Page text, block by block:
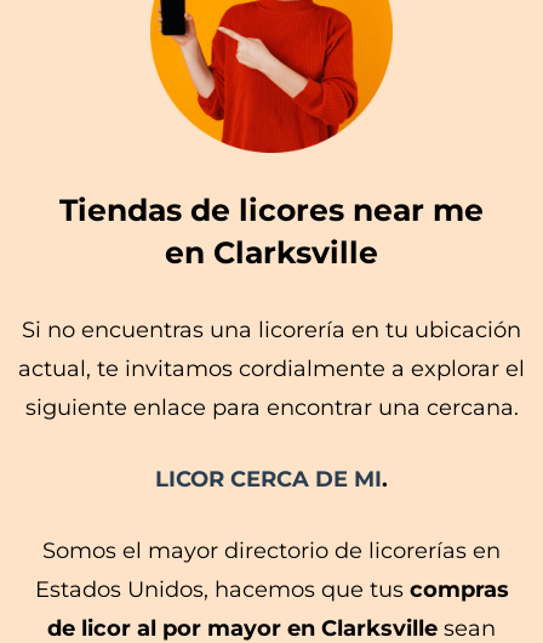
Tiendas de licores near me
en Clarksville
Si no encuentras una licorería en tu ubicación
actual, te invitamos cordialmente a explorar el
siguiente enlace para encontrar una cercana.
LICOR CERCA DE MI.
Somos el mayor directorio de licorerías en
Estados Unidos, hacemos que tuscompras
de licor al por mayor en Clarksville sean